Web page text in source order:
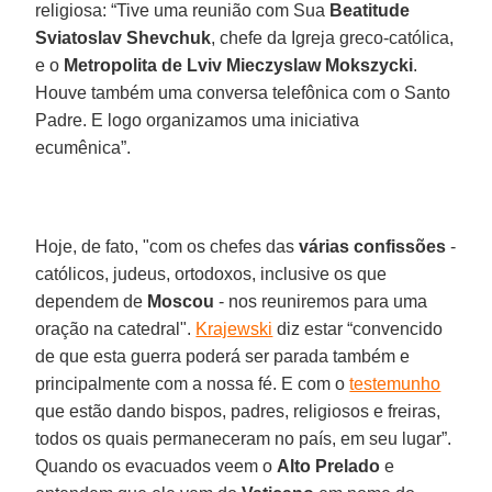
religiosa: “Tive uma reunião com Sua Beatitude
Sviatoslav Shevchuk, chefe da Igreja greco-católica,
e o Metropolita de Lviv Mieczyslaw Mokszycki.
Houve também uma conversa telefônica com o Santo
Padre. E logo organizamos uma iniciativa
ecumênica”.
Hoje, de fato, "com os chefes dasvárias confissões -
católicos, judeus, ortodoxos, inclusive os que
dependem de Moscou - nos reuniremos para uma
oração na catedral". Krajewski diz estar “convencido
de que esta guerra poderá ser parada também e
principalmente com a nossa fé. E com otestemunho
que estão dando bispos, padres, religiosos e freiras,
todos os quais permaneceram no país, em seu lugar”.
Quando os evacuados veem o Alto Prelado e